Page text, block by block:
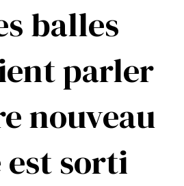
balles
parler
nouveau
sorti